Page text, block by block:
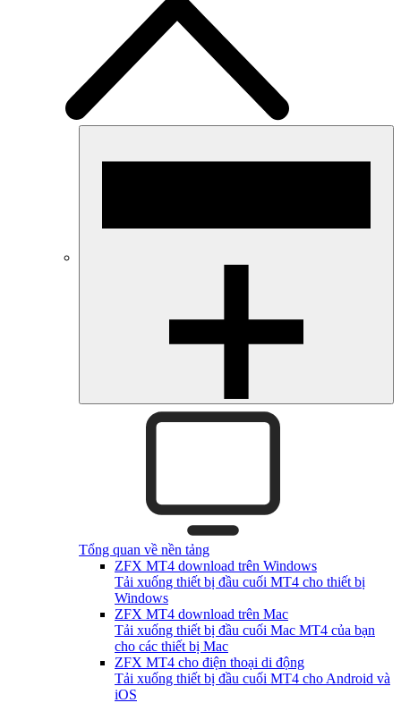
Tổng quan về nền tảng
ZFX MT4 download trên Windows
Tải xuống thiết bị đầu cuối MT4 cho thiết bị
Windows
ZFX MT4 download trên Mac
Tải xuống thiết bị đầu cuối Mac MT4 của bạn
cho các thiết bị Mac
ZFX MT4 cho điện thoại di động
Tải xuống thiết bị đầu cuối MT4 cho Android và
iOS